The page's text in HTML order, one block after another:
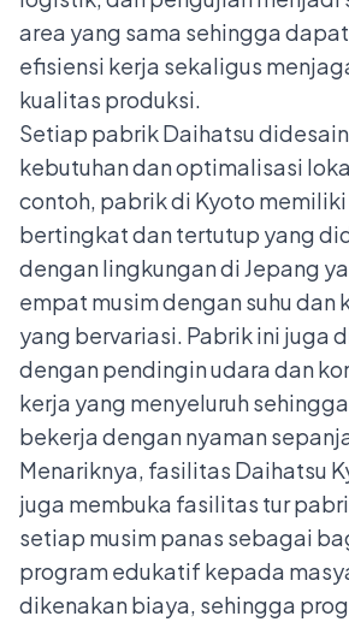
area yang sama sehingga
efisiensi kerja sekaligus
kualitas produksi.
Setiap pabrik Daihatsu
kebutuhan dan optimalisasi
contoh, pabrik di Kyoto
bertingkat dan tertutup yang
dengan lingkungan di Jepang
empat musim dengan suhu dan
yang bervariasi. Pabrik ini juga
dengan pendingin udara dan
kerja yang menyeluruh
bekerja dengan nyaman
Menariknya, fasilitas Daihatsu
juga membuka fasilitas tur
setiap musim panas sebagai
program edukatif kepada
dikenakan biaya, sehingga